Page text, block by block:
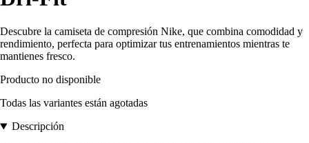
Descubre la camiseta de compresión Nike, que combina comodidad y
rendimiento, perfecta para optimizar tus entrenamientos mientras te
mantienes fresco.
Producto no disponible
Todas las variantes están agotadas
Descripción